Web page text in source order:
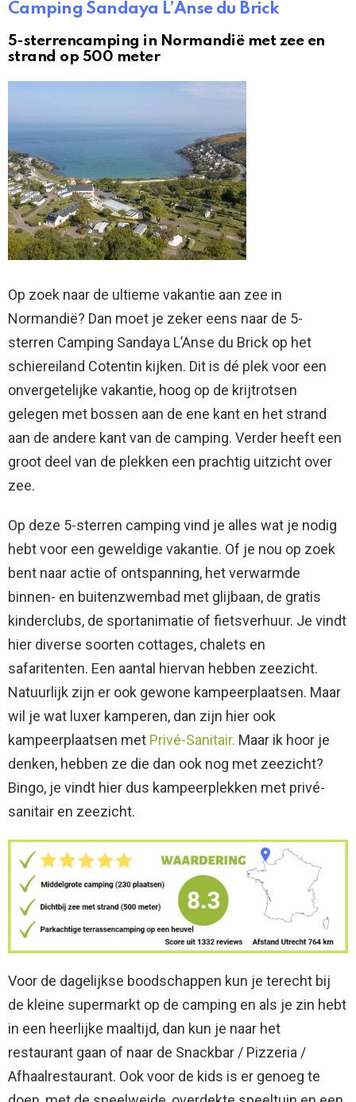
Camping Sandaya L’Anse du Brick
5-sterrencamping in Normandië met zee en
strand op 500 meter
Op zoek naar de ultieme vakantie aan zee in
Normandië? Dan moet je zeker eens naar de 5-
sterren Camping Sandaya L’Anse du Brick op het
schiereiland Cotentin kijken. Dit is dé plek voor een
onvergetelijke vakantie, hoog op de krijtrotsen
gelegen met bossen aan de ene kant en het strand
aan de andere kant van de camping. Verder heeft een
groot deel van de plekken een prachtig uitzicht over
zee.
Op deze 5-sterren camping vind je alles wat je nodig
hebt voor een geweldige vakantie. Of je nou op zoek
bent naar actie of ontspanning, het verwarmde
binnen- en buitenzwembad met glijbaan, de gratis
kinderclubs, de sportanimatie of fietsverhuur. Je vindt
hier diverse soorten cottages, chalets en
safaritenten. Een aantal hiervan hebben zeezicht.
Natuurlijk zijn er ook gewone kampeerplaatsen. Maar
wil je wat luxer kamperen, dan zijn hier ook
kampeerplaatsen met Privé-Sanitair. Maar ik hoor je
denken, hebben ze die dan ook nog met zeezicht?
Bingo, je vindt hier dus kampeerplekken met privé-
sanitair en zeezicht.
Voor de dagelijkse boodschappen kun je terecht bij
de kleine supermarkt op de camping en als je zin hebt
in een heerlijke maaltijd, dan kun je naar het
restaurant gaan of naar de Snackbar / Pizzeria /
Afhaalrestaurant. Ook voor de kids is er genoeg te